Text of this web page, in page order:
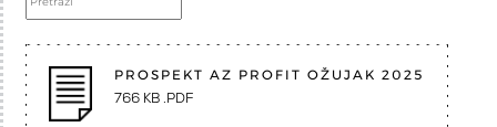
PROSPEKT AZ PROFIT OŽUJAK 2025
766 KB .PDF